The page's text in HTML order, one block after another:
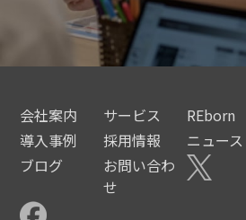
会社案内 サービス
REborn
導入事例
採用情報
ニュース
ブログ
お問い合わ
せ